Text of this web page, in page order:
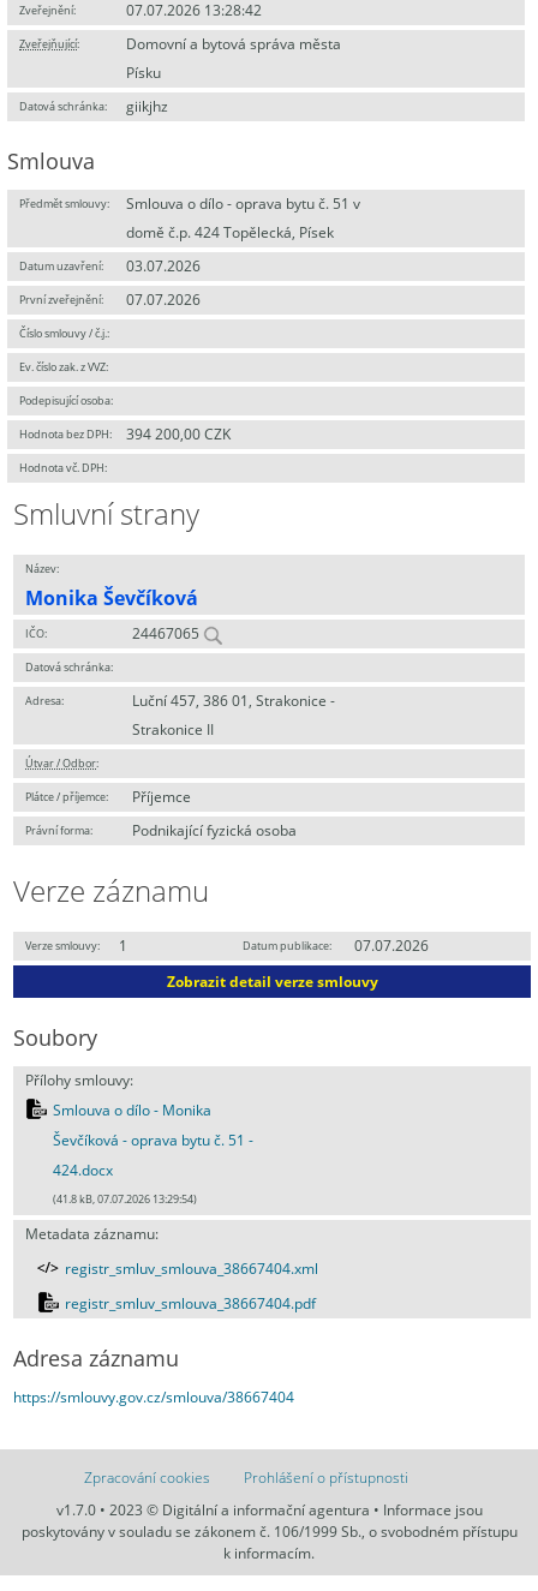
Zveřejnění: 07.07.2026 13:28:42
Zveřejňující:
Domovní a bytová správa města
Písku
Datová schránka: giikjhz
Smlouva
Předmět smlouvy:
Smlouva o dílo - oprava bytu č. 51 v
domě č.p. 424 Topělecká, Písek
Datum uzavření: 03.07.2026
První zveřejnění: 07.07.2026
Číslo smlouvy / č.j.:
Ev. číslo zak. z VVZ:
Podepisující osoba:
Hodnota bez DPH: 394 200,00 CZK
Hodnota vč. DPH:
Smluvní strany
Název:
Monika Ševčíková
IČO: 24467065
Datová schránka:
Adresa:
Luční 457, 386 01, Strakonice -
Strakonice II
Útvar / Odbor:
Plátce / příjemce: Příjemce
Právní forma: Podnikající fyzická osoba
Verze záznamu
Verze smlouvy: 1 Datum publikace:
07.07.2026
Zobrazit detail verze smlouvy
Soubory
Přílohy smlouvy:
Smlouva o dílo - Monika
Ševčíková - oprava bytu č. 51 -
424.docx
(41.8 kB, 07.07.2026 13:29:54)
Metadata záznamu:
registr_smluv_smlouva_38667404.xml
registr_smluv_smlouva_38667404.pdf
Adresa záznamu
https://smlouvy.gov.cz/smlouva/38667404
Zpracování cookies
Prohlášení o přístupnosti
v1.7.0 • 2023 © Digitální a informační agentura • Informace jsou
poskytovány v souladu se zákonem č. 106/1999 Sb., o svobodném přístupu
k informacím.